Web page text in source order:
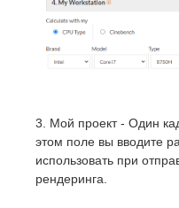
3. Мой проект - Один
этом поле вы вводите
использовать при
рендеринга.